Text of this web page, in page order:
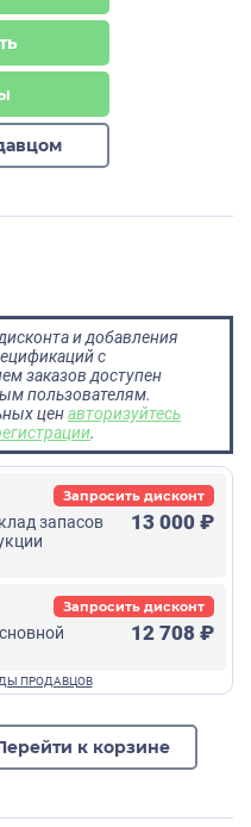
и добавления
с
заказов доступен
пользователям.
ценавторизуйтесь
.
запасов
13 000 ₽
Запросить дисконт
12 708 ₽
Запросить дисконт
к корзине